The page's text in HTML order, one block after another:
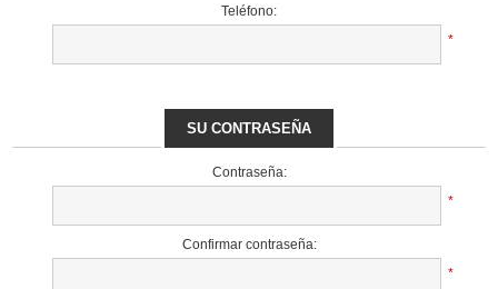
Teléfono:
*
SU CONTRASEÑA
Contraseña:
*
Confirmar contraseña:
*